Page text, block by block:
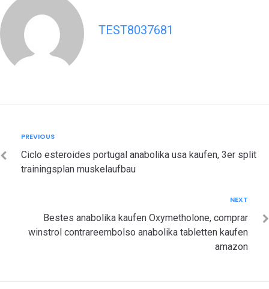
TEST8037681
navigation
Previous
PREVIOUS
Ciclo esteroides portugal anabolika usa kaufen, 3er split
trainingsplan muskelaufbau
NEXT
Bestes anabolika kaufen Oxymetholone, comprar
winstrol contrareembolso anabolika tabletten kaufen
amazon